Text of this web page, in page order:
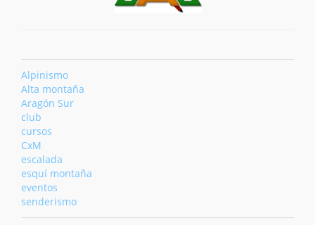
Alpinismo
Alta montaña
Aragón Sur
club
cursos
CxM
escalada
esquí montaña
eventos
senderismo